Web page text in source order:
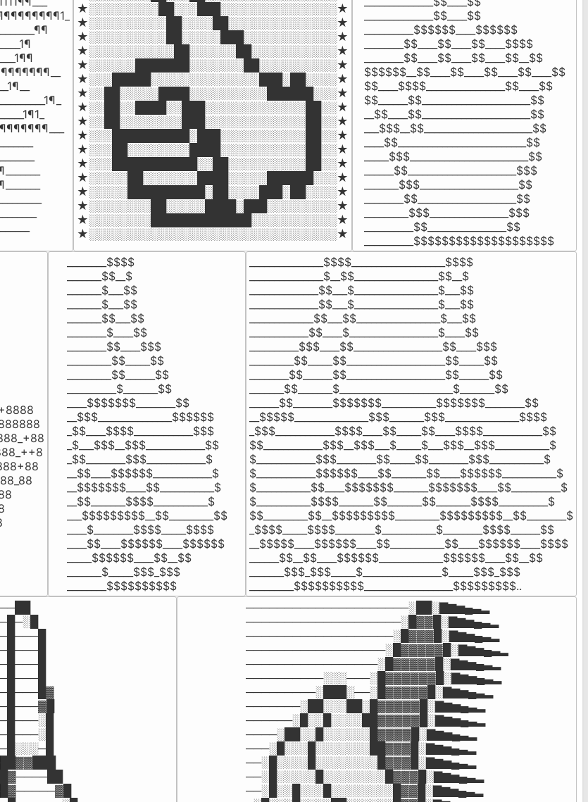
★░░░░░░░░░██░░░███░░░░░░░░░░░░░░░★
★░░░░░░░░░░██░░░░██░░░░░░░░░░░░░░★
★░░░░░░░░░░██░░░░░███░░░░░░░░░░░░★
★░░░░░░░░░░░██░░░░░░██░░░░░░░░░░░★
★░░░░░░███████░░░░░░░██░░░░░░░░░░★
★░░░█████░░░░░░░░░░░░░░███░██░░░░★
★░░██░░░░░████░░░░░░░░░░██████░░░★
★░░██░░████░░███░░░░░░░░░░░░░██░░★
★░░██░░░░░░░░███░░░░░░░░░░░░░██░░★
★░░░██████████░███░░░░░░░░░░░██░░★
★░░░██░░░░░░░░████░░░░░░░░░░░██░░★
★░░░███████████░░██░░░░░░░░░░██░░★
★░░░░░██░░░░░░░████░░░░░██████░░░★
★░░░░░██████████░██░░░░███░██░░░░★
★░░░░░░░░██░░░░░████░███░░░░░░░░░★
★░░░░░░░░█████████████░░░░░░░░░░░★
★░░░░░░░░░░░░░░░░░░░░░░░░░░░░░░░░★
______________$$____$$
__________$$$$$$____$$$$$$
________$$____$$____$$____$$$$
________$$____$$____$$____$$__$$
$$$$$$__$$____$$____$$____$$____$$
$$____$$$$________________$$____$$
$$______$$______________________$$
__$$____$$______________________$$
___$$$__$$______________________$$
____$$__________________________$$
_____$$$________________________$$
______$$______________________$$$
_______$$$____________________$$
________$$____________________$$
_________$$$________________$$$
__________$$________________$$
__________$$$$$$$$$$$$$$$$$$$$
________$$$$
_______$$__$
_______$___$$
_______$___$$
_______$$___$$
________$____$$
________$$____$$$
_________$$_____$$
_________$$______$$
__________$_______$$
____$$$$$$$________$$
__$$$_______________$$$$$$
_$$____$$$$____________$$$
_$___$$$__$$$____________$$
_$$________$$$____________$
__$$____$$$$$$____________$
__$$$$$$$____$$___________$
__$$_______$$$$___________$
___$$$$$$$$$__$$_________$$
____$________$$$$_____$$$$
____$$____$$$$$$____$$$$$$
_____$$$$$$____$$__$$
_______$_____$$$_$$$
________$$$$$$$$$$
_______________$$$$___________________$$$$
_______________$__$$_________________$$__$
______________$$___$_________________$___$$
______________$$___$_________________$___$$
_____________$$___$$_________________$___$$
____________$$____$__________________$____$$
__________$$$____$$__________________$$____$$$
_________$$_____$$____________________$$_____$$
________$$______$$____________________$$______$$
_______$$_______$_______________________$_______$$
______$$________$$$$$$$___________$$$$$$$________$$
__$$$$$_______________$$$_______$$$_______________$$$$
_$$$____________$$$$____$$_____$$____$$$$____________$$
$$____________$$$__$$$___$_____$___$$$__$$$___________$
$____________$$$________$$_____$$________$$$___________$
$____________$$$$$$____$$_______$$____$$$$$$___________$
$___________$$____$$$$$$$_______$$$$$$$____$$__________$
$___________$$$$_______$$_______$$_______$$$$__________$
$$_________$$__$$$$$$$$$_________$$$$$$$$$__$$________$
_$$$$_____$$$$________$___________$________$$$$______$$
__$$$$$____$$$$$$____$$___________$$____$$$$$$____$$$$
______$$__$$____$$$$$$_____________$$$$$$____$$__$$
_______$$$_$$$_____$________________$_____$$$_$$$
_________$$$$$$$$$$__________________$$$$$$$$$..
─────────────────────░██░▇▆▅▄▃▂
────────────────────░█▓▓█░▇▆▅▄▃▂
───────────────────░█▓▓▓█░▇▆▅▄▃▂
──────────────────░█▓▓▓▓▓█░▇▆▅▄▃▂
─────────────────░█▓▓▓▓▓█░▇▆▅▄▃▂
──────────░░░───░█▓▓▓▓▓▓█░▇▆▅▄▃▂
─────────░███░──░█▓▓▓▓▓█░▇▆▅▄▃▂
───────░██░░░██░█▓▓▓▓▓█░▇▆▅▄▃▂
──────░█░░█░░░░██▓▓▓▓▓█░▇▆▅▄▃▂
────░██░░█░░░░░░█▓▓▓▓█░▇▆▅▄▃▂
───░█░░░█░░░░░░░██▓▓▓█░▇▆▅▄▃▂
──░█░░░░█░░░░░░░░█▓▓▓█░▇▆▅▄▃▂
──░█░░░░░█░░░░░░░░█▓▓▓█░▇▆▅▄▃▂
──░█░░█░░░█░░░░░░░░█▓▓█░▇▆▅▄▃▂